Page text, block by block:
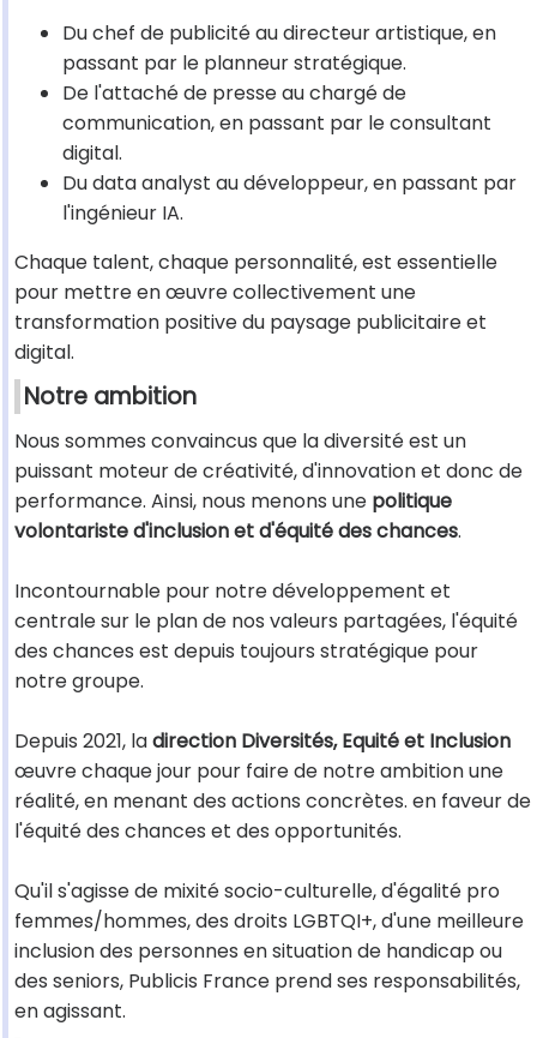
Du chef de publicité au directeur artistique, en
passant par le planneur stratégique.
De l'attaché de presse au chargé de
communication, en passant par le consultant
digital.
Du data analyst au développeur, en passant par
l'ingénieur IA.
Chaque talent, chaque personnalité, est essentielle
pour mettre en œuvre collectivement une
transformation positive du paysage publicitaire et
digital.
Notre ambition
Nous sommes convaincus que la diversité est un
puissant moteur de créativité, d'innovation et donc de
performance. Ainsi, nous menons une politique
volontariste d'inclusion et d'équité des chances.
Incontournable pour notre développement et
centrale sur le plan de nos valeurs partagées, l'équité
des chances est depuis toujours stratégique pour
notre groupe.
Depuis 2021, ladirection Diversités, Equité et Inclusion
œuvre chaque jour pour faire de notre ambition une
réalité, en menant des actions concrètes. en faveur de
l'équité des chances et des opportunités.
Qu'il s'agisse de mixité socio-culturelle, d'égalité pro
femmes/hommes, des droits LGBTQI+, d'une meilleure
inclusion des personnes en situation de handicap ou
des seniors, Publicis France prend ses responsabilités,
en agissant.